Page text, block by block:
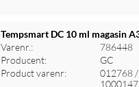
Log ind for at se
Tempsmart DC 10 ml magasin
Varenr.:
786448
Producent:
GC
Product varenr:
012768 /